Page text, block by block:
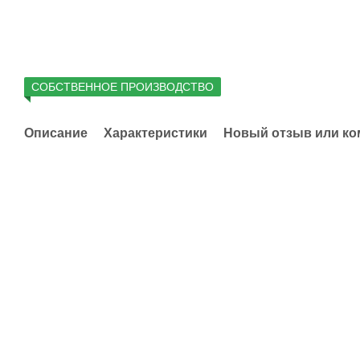
СОБСТВЕННОЕ ПРОИЗВОДСТВО
Описание Характеристики Новый отзыв или